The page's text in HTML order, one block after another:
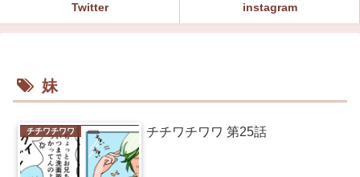
Twitter instagram
妹
チチワチワワ チチワチワワ 第25話